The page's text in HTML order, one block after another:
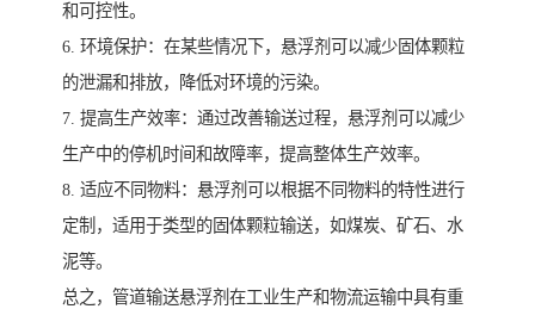
和可控性。
6. 环境保护：在某些情况下，悬浮剂可以减少固体颗粒
的泄漏和排放，降低对环境的污染。
7. 提高生产效率：通过改善输送过程，悬浮剂可以减少
生产中的停机时间和故障率，提高整体生产效率。
8. 适应不同物料：悬浮剂可以根据不同物料的特性进行
定制，适用于类型的固体颗粒输送，如煤炭、矿石、水
泥等。
总之，管道输送悬浮剂在工业生产和物流运输中具有重